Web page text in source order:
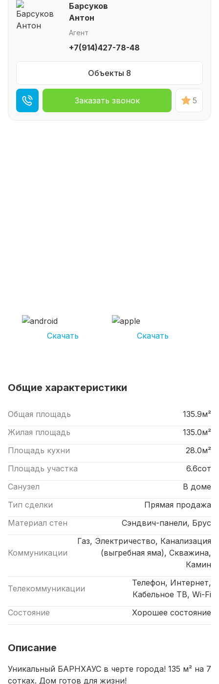
Барсуков
Антон
Агент
+7(914)427-78-48
Объекты 8
Заказать звонок 5
Скачать Скачать
Общие характеристики
Общая площадь
135.9м²
Жилая площадь
135.0м²
Площадь кухни
28.0м²
Площадь участка
6.6сот
Санузел
В доме
Тип сделки
Прямая продажа
Материал стен
Сэндвич-панели, Брус
Коммуникации
Газ, Электричество, Канализация
(выгребная яма), Скважина,
Камин
Телекоммуникации
Телефон, Интернет,
Кабельное ТВ, Wi-Fi
Состояние
Хорошее состояние
Описание
Уникальный БАРНХАУС в черте города! 135 м² на 7
сотках. Дом готов для жизни!